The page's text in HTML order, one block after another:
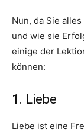
Nun, da Sie
und wie sie
einige der
können:
1. Liebe
Liebe ist eine